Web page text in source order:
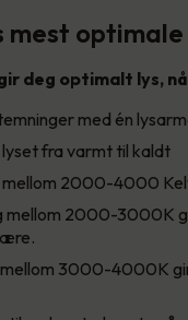
mest optimale
deg optimalt lys,
med én
fra varmt til kaldt
mellom 2000-4000
mellom 2000-3000K
mellom 3000-4000K